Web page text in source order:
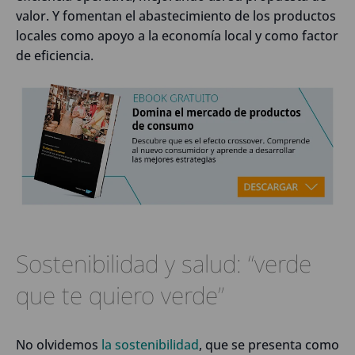
valor. Y fomentan el abastecimiento de los productos
locales como apoyo a la economía local y como factor
de eficiencia.
Sostenibilidad y salud: “verde
que te quiero verde”
No olvidemos la sostenibilidad, que se presenta como